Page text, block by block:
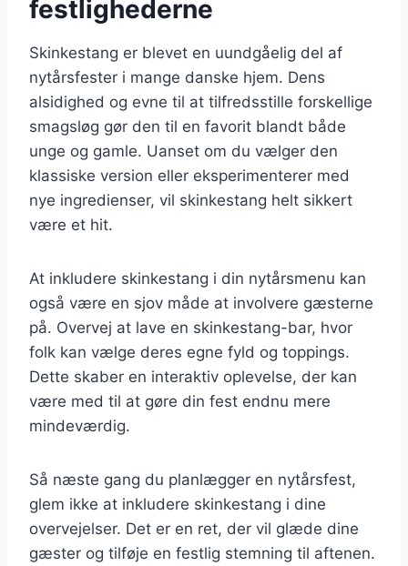
festlighederne
Skinkestang er blevet en uundgåelig del af
nytårsfester i mange danske hjem. Dens
alsidighed og evne til at tilfredsstille forskellige
smagsløg gør den til en favorit blandt både
unge og gamle. Uanset om du vælger den
klassiske version eller eksperimenterer med
nye ingredienser, vil skinkestang helt sikkert
være et hit.
At inkludere skinkestang i din nytårsmenu kan
også være en sjov måde at involvere gæsterne
på. Overvej at lave en skinkestang-bar, hvor
folk kan vælge deres egne fyld og toppings.
Dette skaber en interaktiv oplevelse, der kan
være med til at gøre din fest endnu mere
mindeværdig.
Så næste gang du planlægger en nytårsfest,
glem ikke at inkludere skinkestang i dine
overvejelser. Det er en ret, der vil glæde dine
gæster og tilføje en festlig stemning til aftenen.